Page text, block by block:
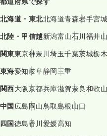
北海道・東北北海道青森岩手宮
北陸・甲信越新潟富山石川福井
関東東京神奈川埼玉千葉茨城栃
東海愛知岐阜静岡三重
関西大阪京都兵庫滋賀奈良和歌山
中国広島岡山鳥取島根山口
四国徳島香川愛媛高知